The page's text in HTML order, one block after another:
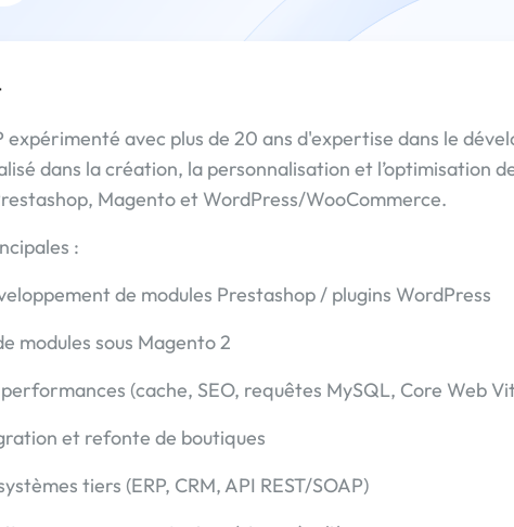
expérimenté avec plus de 20 ans d'expertise dans le
dans la création, la personnalisation et l’optimisation
Magento et WordPress/WooCommerce.
:
de modules Prestashop / plugins WordPress
modules sous Magento 2
(cache, SEO, requêtes MySQL, Core Web
et refonte de boutiques
tiers (ERP, CRM, API REST/SOAP)